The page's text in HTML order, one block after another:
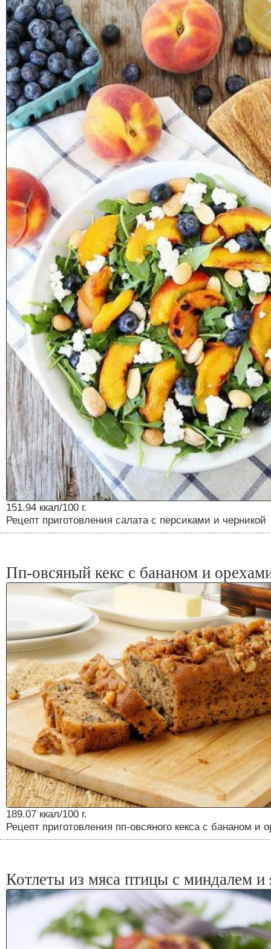
151.94 ккал/100 г.
Рецепт приготовления салата с персиками и черникой
Пп-овсяный кекс с бананом и
189.07 ккал/100 г.
Рецепт приготовления пп-овсяного кекса с бананом и
Котлеты из мяса птицы с миндалем и